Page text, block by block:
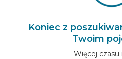
Koniec z
Twoim
Więcej czasu